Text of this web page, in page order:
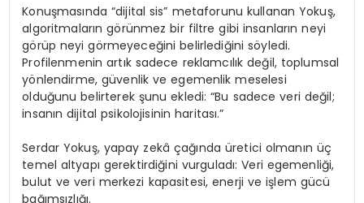
Konuşmasında “dijital sis” metaforunu kullanan Yokuş,
algoritmaların görünmez bir filtre gibi insanların neyi
görüp neyi görmeyeceğini belirlediğini söyledi.
Profilenmenin artık sadece reklamcılık değil, toplumsal
yönlendirme, güvenlik ve egemenlik meselesi
olduğunu belirterek şunu ekledi: “Bu sadece veri değil;
insanın dijital psikolojisinin haritası.”
Serdar Yokuş, yapay zekâ çağında üretici olmanın üç
temel altyapı gerektirdiğini vurguladı: Veri egemenliği,
bulut ve veri merkezi kapasitesi, enerji ve işlem gücü
bağımsızlığı.